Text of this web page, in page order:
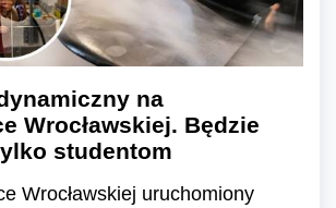
na
Wrocławskiej. Będzie
studentom
Wrocławskiej uruchomiony